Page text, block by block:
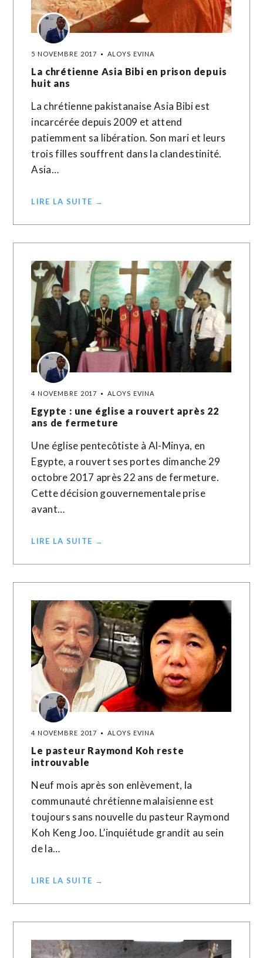
5 NOVEMBRE 2017 ALOYS EVINA
La chrétienne Asia Bibi en prison depuis
huit ans
La chrétienne pakistanaise Asia Bibi est
incarcérée depuis 2009 et attend
patiemment sa libération. Son mari et leurs
trois filles souffrent dans la clandestinité.
Asia…
LIRE LA SUITE →
4 NOVEMBRE 2017 ALOYS EVINA
Egypte : une église a rouvert après 22
ans de fermeture
Une église pentecôtiste à Al-Minya, en
Egypte, a rouvert ses portes dimanche 29
octobre 2017 après 22 ans de fermeture.
Cette décision gouvernementale prise
avant…
LIRE LA SUITE →
4 NOVEMBRE 2017 ALOYS EVINA
Le pasteur Raymond Koh reste
introuvable
Neuf mois après son enlèvement, la
communauté chrétienne malaisienne est
toujours sans nouvelle du pasteur Raymond
Koh Keng Joo. L’inquiétude grandit au sein
de la…
LIRE LA SUITE →